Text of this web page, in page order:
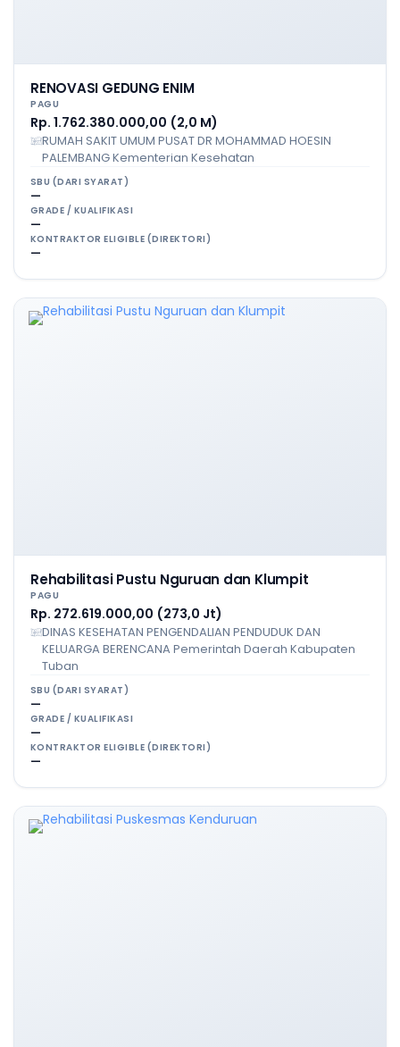
RENOVASI GEDUNG ENIM
PAGU
Rp. 1.762.380.000,00 (2,0 M)
RUMAH SAKIT UMUM PUSAT DR MOHAMMAD HOESIN
PALEMBANG Kementerian Kesehatan
SBU (DARI SYARAT)
—
GRADE / KUALIFIKASI
—
KONTRAKTOR ELIGIBLE (DIREKTORI)
—
Rehabilitasi Pustu Nguruan dan Klumpit
PAGU
Rp. 272.619.000,00 (273,0 Jt)
DINAS KESEHATAN PENGENDALIAN PENDUDUK DAN
KELUARGA BERENCANA Pemerintah Daerah Kabupaten
Tuban
SBU (DARI SYARAT)
—
GRADE / KUALIFIKASI
—
KONTRAKTOR ELIGIBLE (DIREKTORI)
—